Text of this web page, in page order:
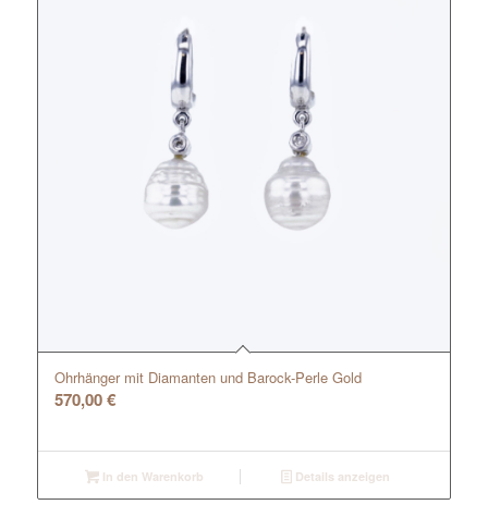
Ohrhänger mit Diamanten und Barock-Perle Gold
570,00€
In den Warenkorb Details anzeigen